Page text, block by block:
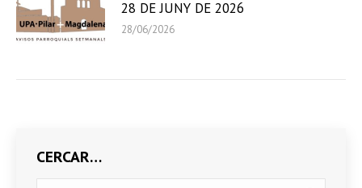
28 DE JUNY DE 2026
28/06/2026
CERCAR…